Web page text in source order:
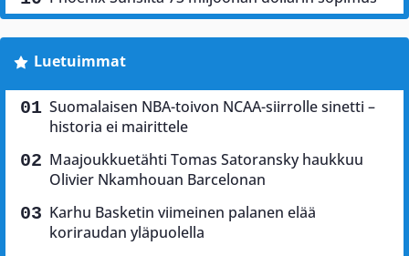
Luetuimmat
Suomalaisen NBA-toivon NCAA-siirrolle sinetti –
historia ei mairittele
Maajoukkuetähti Tomas Satoransky haukkuu
Olivier Nkamhouan Barcelonan
Karhu Basketin viimeinen palanen elää
koriraudan yläpuolella